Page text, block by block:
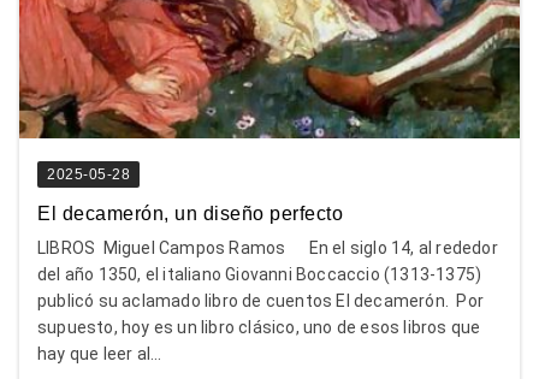
2025-05-28
El decamerón, un diseño perfecto
LIBROS Miguel Campos Ramos En el siglo 14, al rededor
del año 1350, el italiano Giovanni Boccaccio (1313-1375)
publicó su aclamado libro de cuentos El decamerón. Por
supuesto, hoy es un libro clásico, uno de esos libros que
hay que leer al...